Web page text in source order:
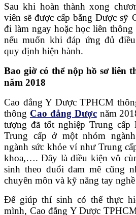
Sau khi hoàn thành xong
viên sẽ được cấp bằng Dược sỹ
đi làm ngay hoặc học liên
nếu muốn khi đáp ứng đủ
quy định hiện hành.
Bao giờ có thể nộp hồ sơ liên
năm 2018
Cao đẳng Y Dược TPHCM
thông Cao đẳng Dượcnăm
tượng đã tốt nghiệp Trung cấp
Trung cấp ở một nhóm
ngành sức khỏe ví như Trung
khoa,…. Đây là điều kiện vô
sinh theo đuổi đam mê cũng
chuyên môn và kỹ năng tay
Để giúp thí sinh có thể thực
mình, Cao đẳng Y Dược